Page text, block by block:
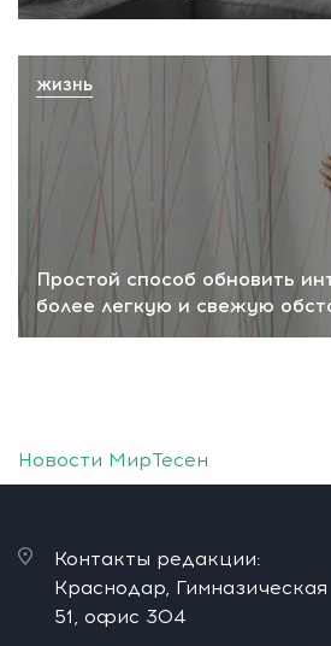
Простой способ обновить
более легкую и свежую
ЖИЗНЬ
Новости МирТесен
Контакты редакции:
Краснодар, Гимназическая
51, офис 304